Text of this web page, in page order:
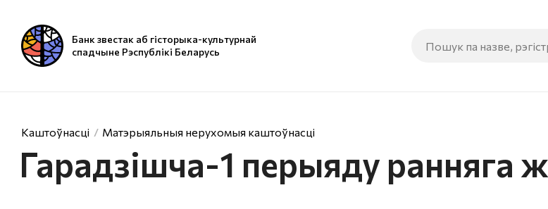
Банк звестак аб гісторыка-культурнай
спадчыне Рэспублікі Беларусь
Каштоўнасці Матэрыяльныя нерухомыя каштоўнасці
Гарадзiшча-1 перыяду ранняга